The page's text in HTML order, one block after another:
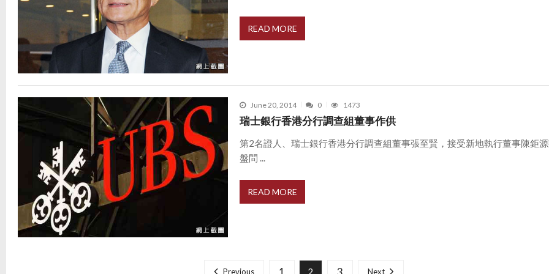
READ MORE
June 20, 2014 0 1473
瑞士銀行香港分行調查組董事作供
第2名證人、瑞士銀行香港分行調查組董事張至賢，接受新地執行董事陳鉅
盤問 ...
READ MORE
Previous 2 Next